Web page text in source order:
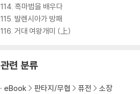
114. 흑마법을 배우다
115. 발렌시아가 방패
116. 거대 여왕개미 (上)
관련 분류
eBook 판타지/무협 퓨전 소장